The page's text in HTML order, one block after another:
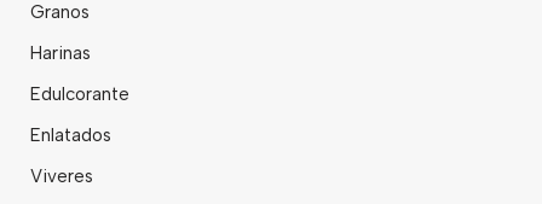
Granos
Harinas
Edulcorante
Enlatados
Viveres